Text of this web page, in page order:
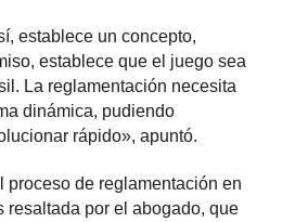
establece un concepto,
establece que el juego sea
La reglamentación necesita
dinámica, pudiendo
rápido», apuntó.
proceso de reglamentación en
resaltada por el abogado, que